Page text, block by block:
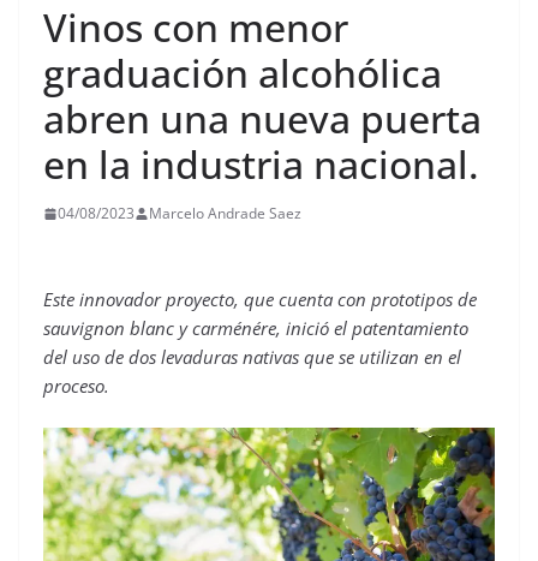
Vinos con menor
graduación alcohólica
abren una nueva puerta
en la industria nacional.
04/08/2023 Marcelo Andrade Saez
Este innovador proyecto, que cuenta con prototipos de
sauvignon blanc y carménére, inició el patentamiento
del uso de dos levaduras nativas que se utilizan en el
proceso.